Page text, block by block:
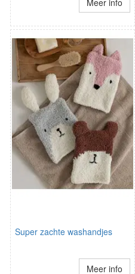
Super zachte washandjes
Meer info